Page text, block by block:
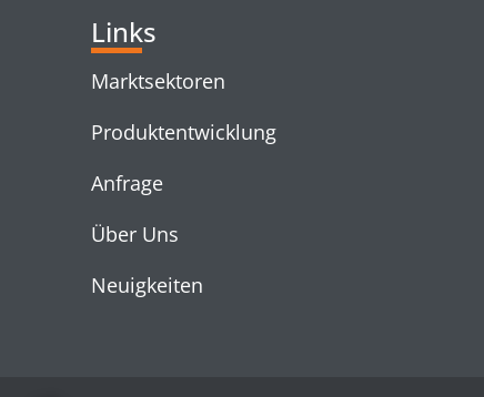
Links
Marktsektoren
Produktentwicklung
Anfrage
Über Uns
Neuigkeiten